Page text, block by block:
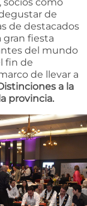
de
de destacados
gran fiesta
del mundo
fin de
de llevar a
a la
provincia.